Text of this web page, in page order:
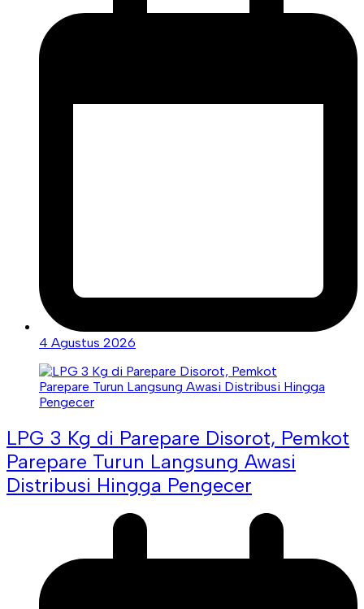
4 Agustus 2026
LPG 3 Kg di Parepare Disorot, Pemkot
Parepare Turun Langsung Awasi
Distribusi Hingga Pengecer